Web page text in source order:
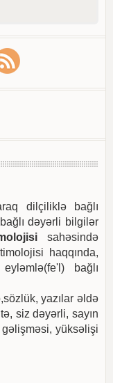
dilçiliklə bağlı
dəyərli bilgilər
sahəsində
haqqında,
bağlı
yazılar əldə
siz dəyərli, sayın
gəlişməsi, yüksəlişi